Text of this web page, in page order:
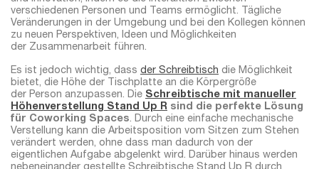
verschiedenen Personen und Teams ermöglicht. Tägliche
Veränderungen in der Umgebung und bei den Kollegen können
zu neuen Perspektiven, Ideen und Möglichkeiten
der Zusammenarbeit führen.
Es ist jedoch wichtig, dass der Schreibtisch die Möglichkeit
bietet, die Höhe der Tischplatte an die Körpergröße
der Person anzupassen. Die Schreibtische mit manueller
Höhenverstellung Stand Up R sind die perfekte Lösung
für Coworking Spaces. Durch eine einfache mechanische
Verstellung kann die Arbeitsposition vom Sitzen zum Stehen
verändert werden, ohne dass man dadurch von der
eigentlichen Aufgabe abgelenkt wird. Darüber hinaus werden